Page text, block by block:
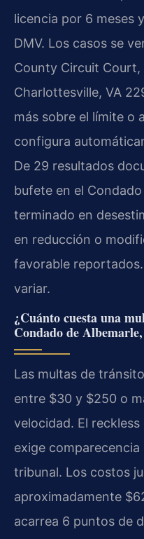
licencia por 6 meses
DMV. Los casos se
County Circuit
Charlottesville, VA
más sobre el límite o
configura
De 29 resultados
bufete en el
terminado en
en reducción o
favorable
variar.
¿Cuánto cuesta una
Condado de
Las multas de
entre $30 y $250 o
velocidad. El
exige
tribunal. Los costos
aproximadamente
acarrea 6 puntos de